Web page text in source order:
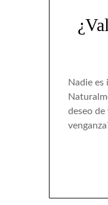
Nadie es
deseo de